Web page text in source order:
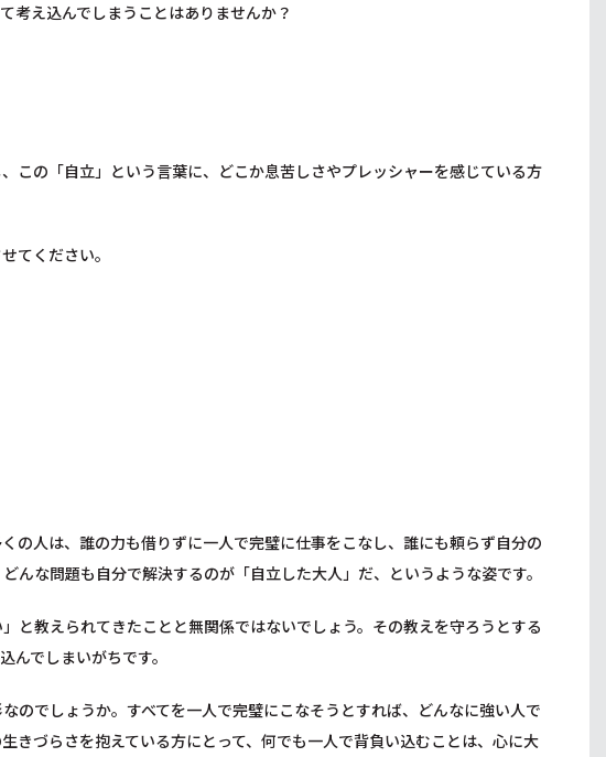
考え込んでしまうことはありませんか？
この「自立」という言葉に、どこか息苦しさやプレッシャーを感じている方
てください。
の人は、誰の力も借りずに一人で完璧に仕事をこなし、誰にも頼らず自分の
な問題も自分で解決するのが「自立した大人」だ、というような姿です。
と教えられてきたことと無関係ではないでしょう。その教えを守ろうとする
んでしまいがちです。
のでしょうか。すべてを一人で完璧にこなそうとすれば、どんなに強い人で
きづらさを抱えている方にとって、何でも一人で背負い込むことは、心に大